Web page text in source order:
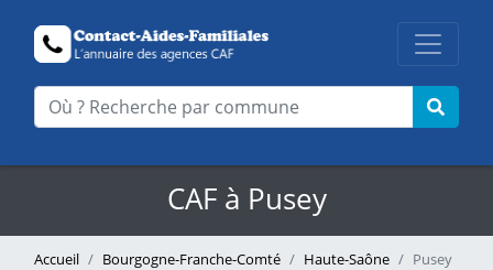
CAF à Pusey
Accueil Bourgogne-Franche-Comté Haute-Saône Pusey